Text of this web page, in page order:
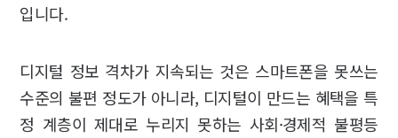
입니다.
디지털 정보 격차가 지속되는 것은 스마트폰을 못쓰는
수준의 불편 정도가 아니라, 디지털이 만드는 혜택을 특
정 계층이 제대로 누리지 못하는 사회·경제적 불평등